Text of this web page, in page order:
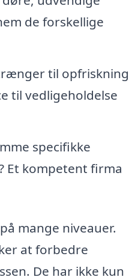
de forskellige
til opfriskning
til vedligeholdelse
specifikke
Et kompetent firma
mange niveauer.
at forbedre
De har ikke kun